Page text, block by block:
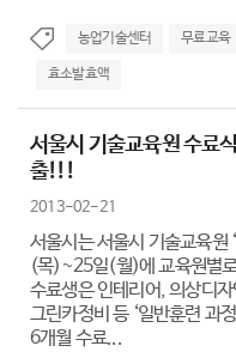
농업기술센터 무료교육
효소발효액
서울시 기술교육원 수료
출!!!
2013-02-21
서울시는 서울시 기술교육원
(목)~25일(월)에 교육원별
수료생은 인테리어, 의상디
그린카정비 등 ‘일반훈련 과
6개월 수료...